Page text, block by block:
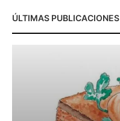
ÚLTIMAS PUBLICACIONES